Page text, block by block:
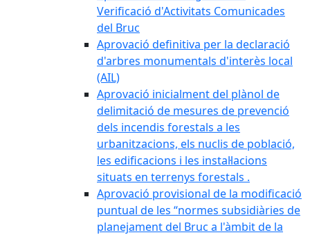
Verificació d'Activitats Comunicades
del Bruc
Aprovació definitiva per la declaració
d'arbres monumentals d'interès local
(AIL)
Aprovació inicialment del plànol de
delimitació de mesures de prevenció
dels incendis forestals a les
urbanitzacions, els nuclis de població,
les edificacions i les instal·lacions
situats en terrenys forestals .
Aprovació provisional de la modificació
puntual de les “normes subsidiàries de
planejament del Bruc a l'àmbit de la